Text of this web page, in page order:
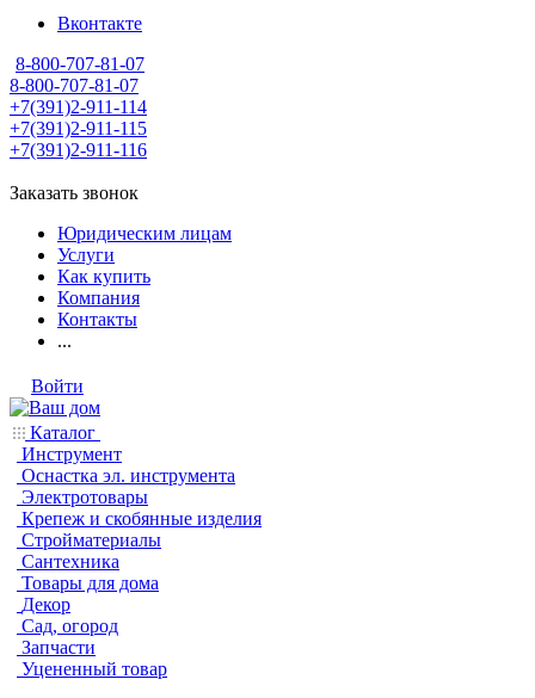
Вконтакте
8-800-707-81-07
8-800-707-81-07
+7(391)2-911-114
+7(391)2-911-115
+7(391)2-911-116
Заказать звонок
Юридическим лицам
Услуги
Как купить
Компания
Контакты
...
Войти
Каталог
Инструмент
Оснастка эл. инструмента
Электротовары
Крепеж и скобянные изделия
Стройматериалы
Сантехника
Товары для дома
Декор
Сад, огород
Запчасти
Уцененный товар